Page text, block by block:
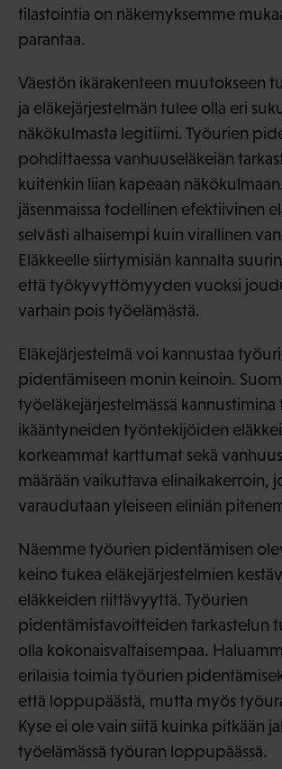
tilastointia on näkemyksemme
parantaa.
Väestön ikärakenteen muutokseen
ja eläkejärjestelmän tulee olla eri
näkökulmasta legitiimi. Työurien
pohdittaessa vanhuuseläkeiän
kuitenkin liian kapeaan
jäsenmaissa todellinen efektiivinen
selvästi alhaisempi kuin virallinen
Eläkkeelle siirtymisiän kannalta
että työkyvyttömyyden vuoksi
varhain pois työelämästä.
Eläkejärjestelmä voi kannustaa
pidentämiseen monin keinoin.
työeläkejärjestelmässä
ikääntyneiden työntekijöiden
korkeammat karttumat sekä
määrään vaikuttava elinaikakerroin,
varaudutaan yleiseen eliniän
Näemme työurien pidentämisen
keino tukea eläkejärjestelmien
eläkkeiden riittävyyttä. Työurien
pidentämistavoitteiden tarkastelun
olla kokonaisvaltaisempaa.
erilaisia toimia työurien
että loppupäästä, mutta myös
Kyse ei ole vain siitä kuinka pitkään
työelämässä työuran loppupäässä.